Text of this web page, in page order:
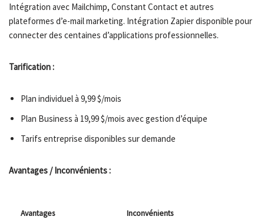
Intégration avec Mailchimp, Constant Contact et autres
plateformes d’e-mail marketing. Intégration Zapier disponible pour
connecter des centaines d’applications professionnelles.
Tarification :
Plan individuel à 9,99 $/mois
Plan Business à 19,99 $/mois avec gestion d’équipe
Tarifs entreprise disponibles sur demande
Avantages / Inconvénients :
Avantages Inconvénients